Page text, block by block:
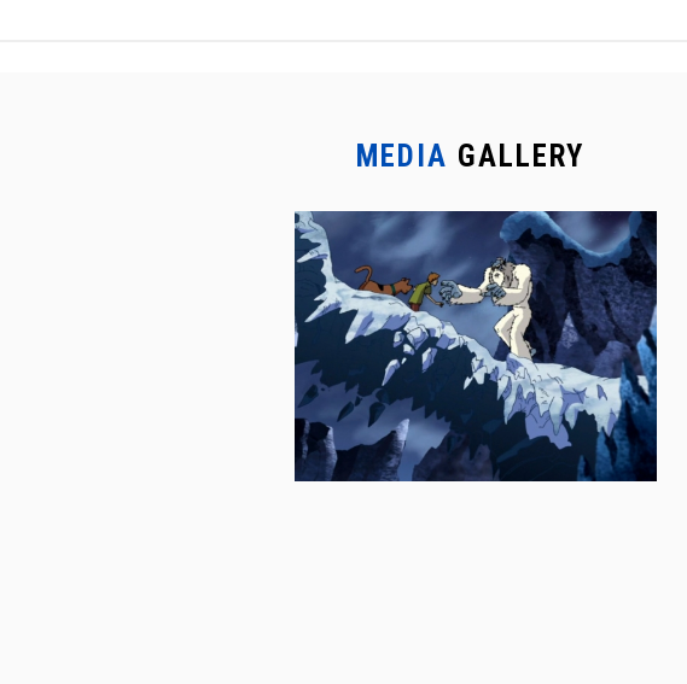
MEDIA GALLERY